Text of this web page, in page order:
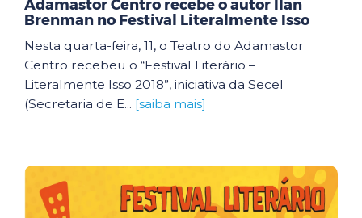
Adamastor Centro recebe o autor Ilan
Brenman no Festival Literalmente Isso
Nesta quarta-feira, 11, o Teatro do Adamastor
Centro recebeu o “Festival Literário –
Literalmente Isso 2018”, iniciativa da Secel
(Secretaria de E... [saiba mais]